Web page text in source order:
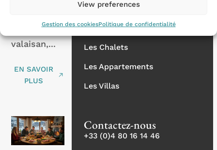
View preferences
Gestion des cookiesPolitique de confidentialité
valaisan,...
EN SAVOIR
PLUS
Les propriétés
Les Chalets
Les Appartements
Les Villas
Contactez-nous
+33 (0)4 80 16 14 46